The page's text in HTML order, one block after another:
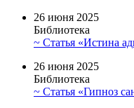
26 июня 2025
Библиотека
~ Статья «Истина
26 июня 2025
Библиотека
~ Статья «Гипноз